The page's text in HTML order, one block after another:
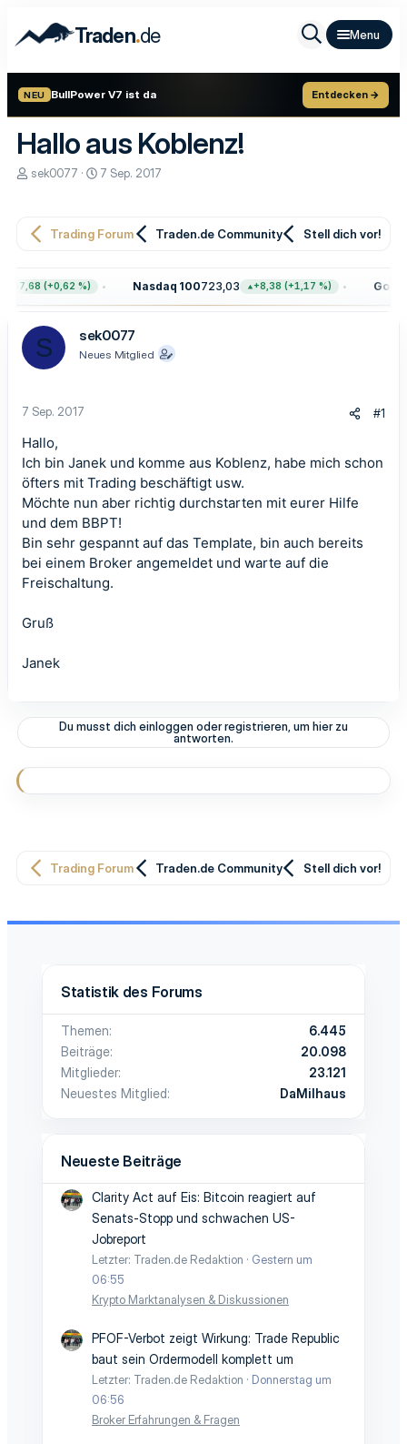
Traden.de
NEU BullPower V7 ist da Entdecken →
Hallo aus Koblenz!
E
e
r
sek0077
E
e
a
m
7 Sep. 2017
Trading Forum Traden.de Community Stell dich vor!
+47,68 (+0,62 %) Nasdaq 100723,03 +8,38 (+1,17 %) Gold
S sek0077
Neues Mitglied
7 Sep. 2017 #1
Hallo,
Ich bin Janek und komme aus Koblenz, habe mich schon
öfters mit Trading beschäftigt usw.
Möchte nun aber richtig durchstarten mit eurer Hilfe
und dem BBPT!
Bin sehr gespannt auf das Template, bin auch bereits
bei einem Broker angemeldet und warte auf die
Freischaltung.
Gruß
Janek
Du musst dich einloggen oder registrieren, um hier zu
antworten.
Trading Forum Traden.de Community Stell dich vor!
Statistik des Forums
Themen
6.445
Beiträge
20.098
Mitglieder
23.121
Neuestes Mitglied
DaMilhaus
Neueste Beiträge
Clarity Act auf Eis: Bitcoin reagiert auf
Senats-Stopp und schwachen US-
Jobreport
Letzter: Traden.de Redaktion
Gestern um
06:55
Krypto Marktanalysen & Diskussionen
PFOF-Verbot zeigt Wirkung: Trade Republic
baut sein Ordermodell komplett um
Letzter: Traden.de Redaktion
Donnerstag um
06:56
Broker Erfahrungen & Fragen